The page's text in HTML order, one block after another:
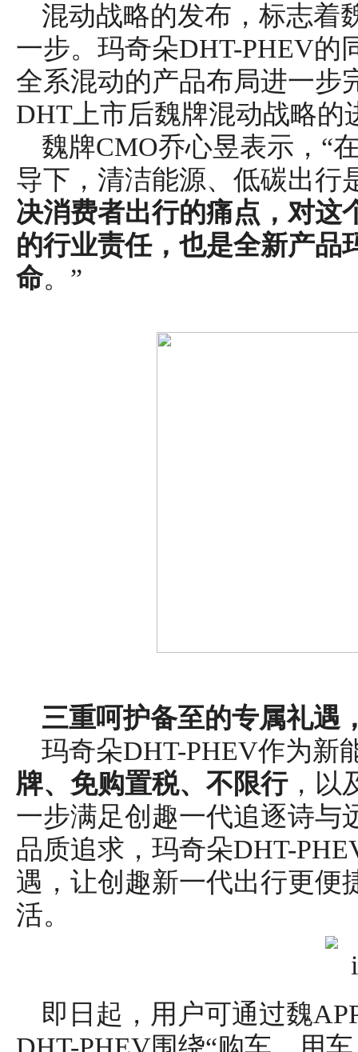
混动战略的发布，标志着
一步。玛奇朵DHT-PHEV的
全系混动的产品布局进一步
DHT上市后魏牌混动战略的
魏牌CMO乔心昱表示，“
导下，清洁能源、低碳出行
决消费者出行的痛点，对这
的行业责任，也是全新产品
命。”
三重呵护备至的专属礼遇
玛奇朵DHT-PHEV作为新
牌、免购置税、不限行，以
一步满足创趣一代追逐诗与
品质追求，玛奇朵DHT-
遇，让创趣新一代出行更便
活。
即日起，用户可通过魏